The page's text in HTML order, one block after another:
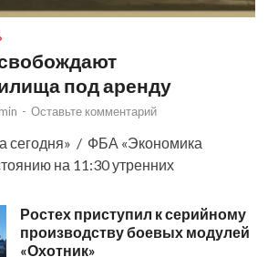
под аренду
- Оставьте комментарий
сегодня» / ФБА «Экономика
на 11:30 утренних
Ростех приступил к серийному
производству боевых модулей
«Охотник»